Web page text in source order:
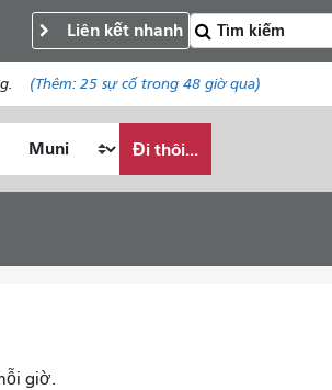
Liên kết nhanh
(Thêm:25 sự cốtrong 48 giờ qua)
Đi thôi...
giờ.